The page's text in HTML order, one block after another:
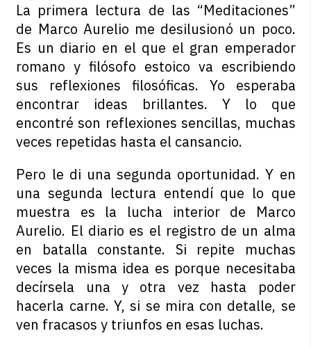
La primera lectura de las “Meditaciones”
de Marco Aurelio me desilusionó un poco.
Es un diario en el que el gran emperador
romano y filósofo estoico va escribiendo
sus reflexiones filosóficas. Yo esperaba
encontrar ideas brillantes. Y lo que
encontré son reflexiones sencillas, muchas
veces repetidas hasta el cansancio.
Pero le di una segunda oportunidad. Y en
una segunda lectura entendí que lo que
muestra es la lucha interior de Marco
Aurelio. El diario es el registro de un alma
en batalla constante. Si repite muchas
veces la misma idea es porque necesitaba
decírsela una y otra vez hasta poder
hacerla carne. Y, si se mira con detalle, se
ven fracasos y triunfos en esas luchas.